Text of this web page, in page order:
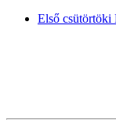
Első csütörtöki